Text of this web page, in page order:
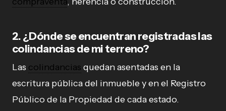
2. ¿Dónde se encuentran registradas las
colindancias de mi terreno?
Las colindancias quedan asentadas en la
escritura pública del inmueble y en el Registro
Público de la Propiedad de cada estado.